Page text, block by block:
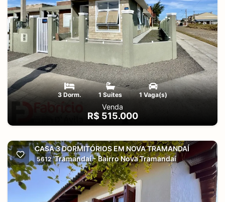
3 Dorm. 1 Suites 1 Vaga(s)
Venda
R$ 515.000
CASA 3 DORMITÓRIOS EM NOVA TRAMANDAÍ
5612 Tramandaí - Bairro Nova Tramandaí